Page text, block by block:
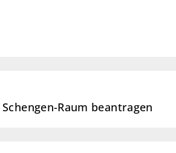
Raum beantragen